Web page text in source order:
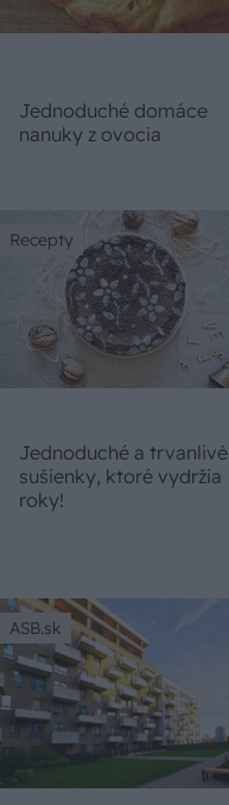
Jednoduché domáce
nanuky z ovocia
Recepty
Jednoduché a trvanlivé
sušienky, ktoré vydržia
roky!
ASB.sk